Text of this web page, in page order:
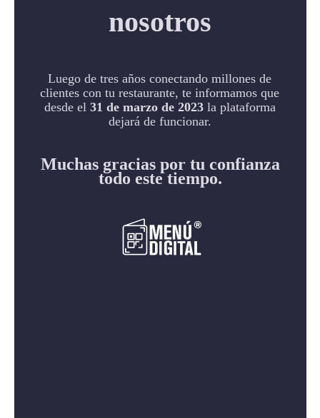
nosotros
Luego de tres años conectando millones de
clientes con tu restaurante, te informamos que
desde el 31 de marzo de 2023la plataforma
dejará de funcionar.
Muchas gracias por tu confianza
todo este tiempo.